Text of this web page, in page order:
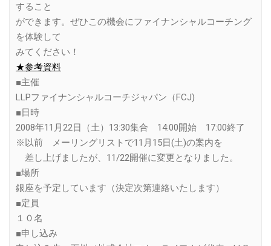
すること
ができます。ぜひこの機会にファイナンシャルコーチング
を体験して
みてください！
★参考資料
■主催
LLPファイナンシャルコーチジャパン（FCJ)
■日時
2008年11月22日（土）13:30集合 14:00開始 17:00終了
※以前 メーリングリストで11月15日(土)の案内を
差し上げましたが、11/22開催に変更となりました。
■場所
銀座を予定しています（決定次第連絡いたします）
■定員
１０名
■申し込み